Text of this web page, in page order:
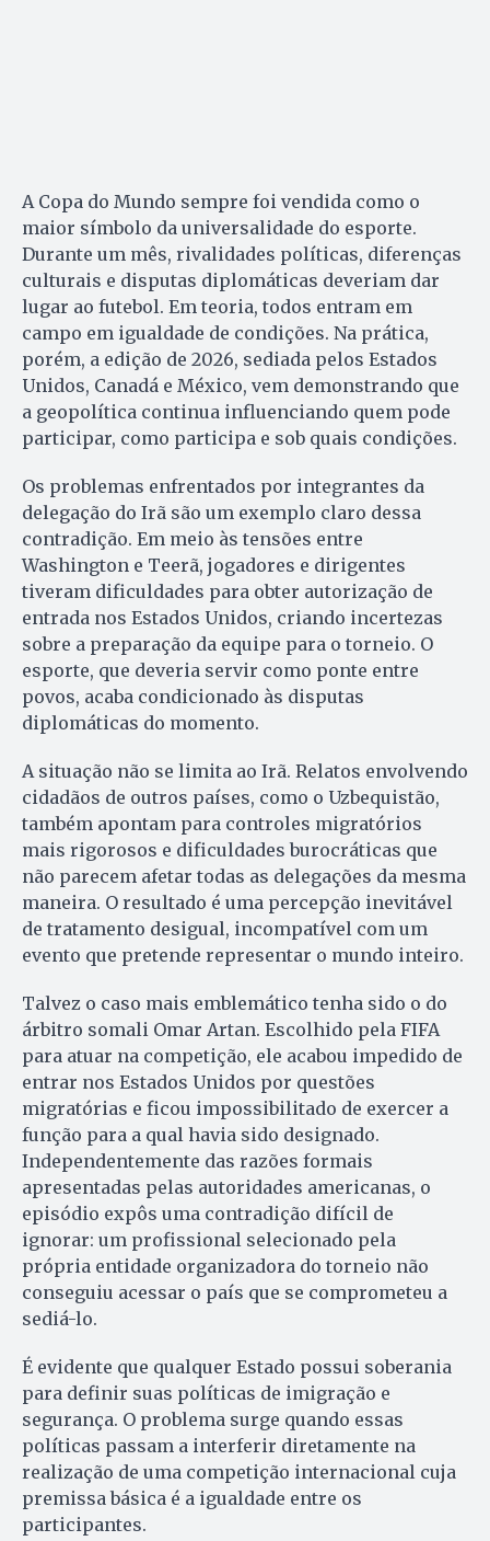
A Copa do Mundo sempre foi vendida como o
maior símbolo da universalidade do esporte.
Durante um mês, rivalidades políticas, diferenças
culturais e disputas diplomáticas deveriam dar
lugar ao futebol. Em teoria, todos entram em
campo em igualdade de condições. Na prática,
porém, a edição de 2026, sediada pelos Estados
Unidos, Canadá e México, vem demonstrando que
a geopolítica continua influenciando quem pode
participar, como participa e sob quais condições.
Os problemas enfrentados por integrantes da
delegação do Irã são um exemplo claro dessa
contradição. Em meio às tensões entre
Washington e Teerã, jogadores e dirigentes
tiveram dificuldades para obter autorização de
entrada nos Estados Unidos, criando incertezas
sobre a preparação da equipe para o torneio. O
esporte, que deveria servir como ponte entre
povos, acaba condicionado às disputas
diplomáticas do momento.
A situação não se limita ao Irã. Relatos envolvendo
cidadãos de outros países, como o Uzbequistão,
também apontam para controles migratórios
mais rigorosos e dificuldades burocráticas que
não parecem afetar todas as delegações da mesma
maneira. O resultado é uma percepção inevitável
de tratamento desigual, incompatível com um
evento que pretende representar o mundo inteiro.
Talvez o caso mais emblemático tenha sido o do
árbitro somali Omar Artan. Escolhido pela FIFA
para atuar na competição, ele acabou impedido de
entrar nos Estados Unidos por questões
migratórias e ficou impossibilitado de exercer a
função para a qual havia sido designado.
Independentemente das razões formais
apresentadas pelas autoridades americanas, o
episódio expôs uma contradição difícil de
ignorar: um profissional selecionado pela
própria entidade organizadora do torneio não
conseguiu acessar o país que se comprometeu a
sediá-lo.
É evidente que qualquer Estado possui soberania
para definir suas políticas de imigração e
segurança. O problema surge quando essas
políticas passam a interferir diretamente na
realização de uma competição internacional cuja
premissa básica é a igualdade entre os
participantes.